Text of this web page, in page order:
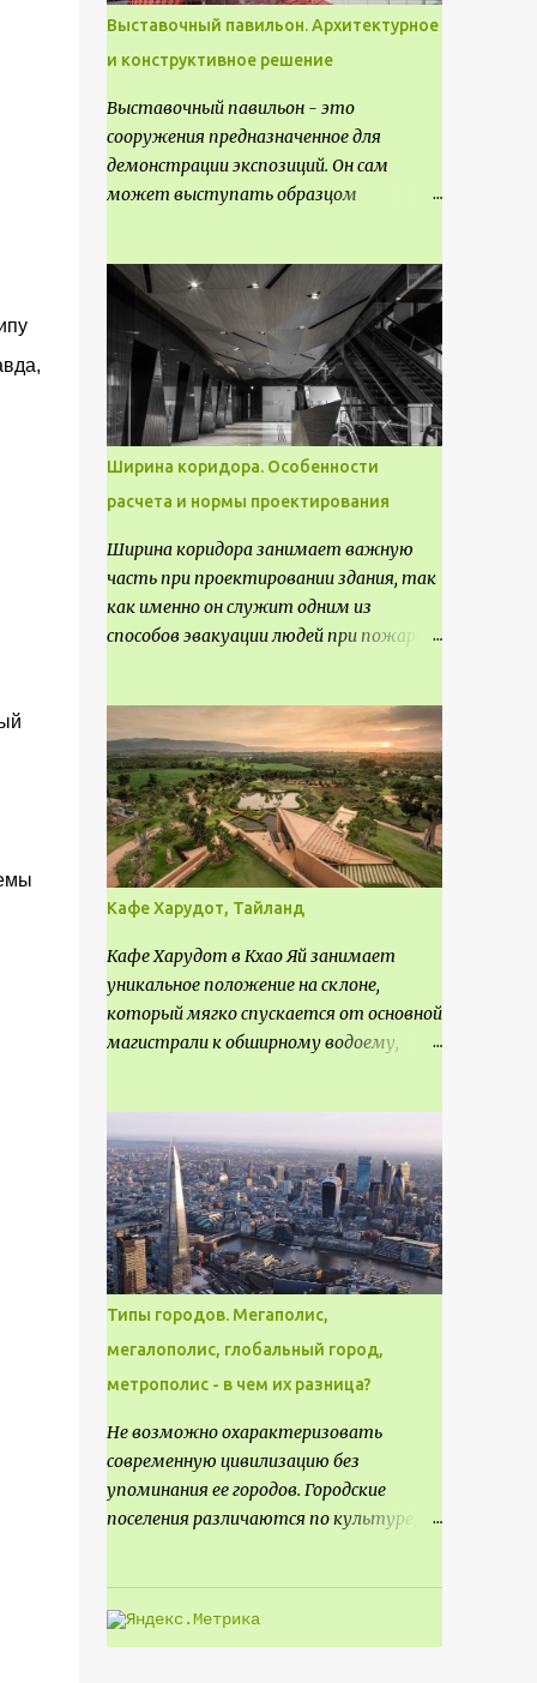
выращивания агрокультур. Другие для
строительства населенных пунктов и
т.д.
Выставочный павильон. Архитектурное
и конструктивное решение
Выставочный павильон - это
сооружения предназначенное для
демонстрации экспозиций. Он сам
может выступать образцом
достижений. Как правило, это
относится к международным и
всемирным выставкам. Выставочные
павильоны классифицируют на:
универсальные тематические
временные постоянные передвижные
стационарные Назначение
выставочных павильонов - показ
экспозиции, с целью информации,
пропаганды, рекламы, внедрения новых
технологий, обмен опытом,
привлечения внимания и т.д.
Ширина коридора. Особенности
расчета и нормы проектирования
Ширина коридора занимает важную
часть при проектировании здания, так
как именно он служит одним из
способов эвакуации людей при пожаре.
выполнять правильный расчет. Все
особенности рассмотрим в данной
статье.
Кафе Харудот, Тайланд
Кафе Харудот в Кхао Яй занимает
уникальное положение на склоне,
который мягко спускается от основной
магистрали к обширному водоему,
месте не только потенциал для
создания проекта кафе, но и
возможность обустроить
общедоступную смотровую площадку,
куда прохожие могли бы свободно
попасть, не заходя в само заведение.
Типы городов. Мегаполис,
мегалополис, глобальный город,
метрополис - в чем их разница?
Не возможно охарактеризовать
современную цивилизацию без
упоминания ее городов. Городские
поселения различаются по культуре,
более значимыми на протяжении всего
развития региона. Исторически